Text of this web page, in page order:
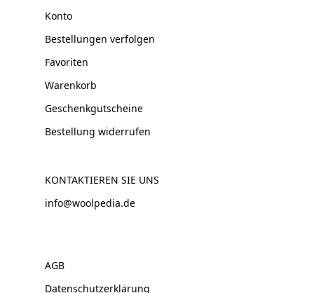
Konto
Bestellungen verfolgen
Favoriten
Warenkorb
Geschenkgutscheine
Bestellung widerrufen
KONTAKTIEREN SIE UNS
info@woolpedia.de
AGB
Datenschutzerklärung